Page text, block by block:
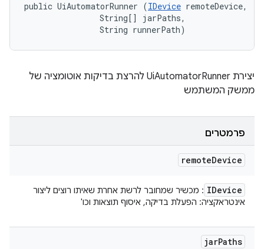
public UiAutomatorRunner (IDevice remoteDevice,
                String[] jarPaths,
                String runnerPath)
יצירת UiAutomatorRunner להרצת בדיקות אוטומציה של
ממשק המשתמש
פרמטרים
remoteDevice
IDevice : מכשיר שמחובר לרשת אחרת שאיתו רוצים ליצור
אינטראקציה: הפעלת בדיקה, איסוף תוצאות וכו'
jarPaths